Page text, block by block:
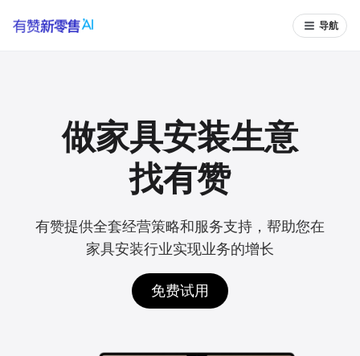
导航
做家具安装生意
找有赞
有赞提供全套经营策略和服务支持，帮助您在
家具安装行业实现业务的增长
免费试用